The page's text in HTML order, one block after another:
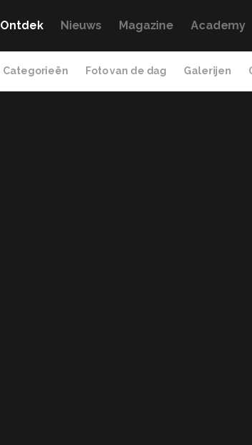
Ontdek Nieuws Magazine Academy
Categorieën Foto van de dag Galerijen